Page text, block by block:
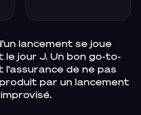
lancement se joue
jour J. Un bon go-to-
l'assurance de ne pas
par un lancement
improvisé.